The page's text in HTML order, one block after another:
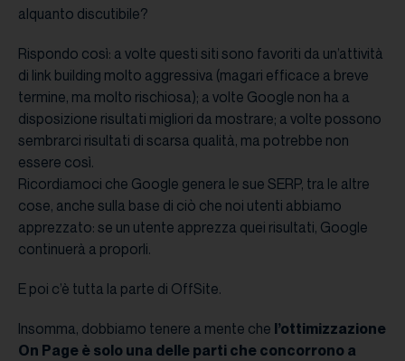
alquanto discutibile?
Rispondo così: a volte questi siti sono favoriti da un’attività
di link building molto aggressiva (magari efficace a breve
termine, ma molto rischiosa); a volte Google non ha a
disposizione risultati migliori da mostrare; a volte possono
sembrarci risultati di scarsa qualità, ma potrebbe non
essere così.
Ricordiamoci che Google genera le sue SERP, tra le altre
cose, anche sulla base di ciò che noi utenti abbiamo
apprezzato: se un utente apprezza quei risultati, Google
continuerà a proporli.
E poi c’è tutta la parte di OffSite.
Insomma, dobbiamo tenere a mente che l’ottimizzazione
On Page è solo una delle parti che concorrono a